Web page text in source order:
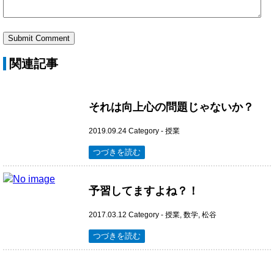
関連記事
それは向上心の問題じゃないか？
2019.09.24 Category - 授業
つづきを読む
予習してますよね？！
2017.03.12 Category - 授業, 数学, 松谷
つづきを読む